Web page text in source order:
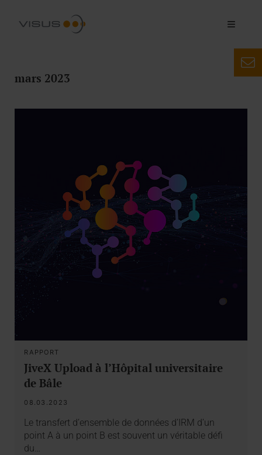
mars 2023
RAPPORT
JiveX Upload à l’Hôpital universitaire
de Bâle
08.03.2023
Le transfert d’ensemble de données d’IRM d’un
point A à un point B est souvent un véritable défi
du…